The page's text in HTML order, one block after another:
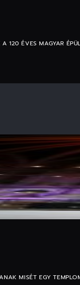
120 ÉVES MAGYAR
MISÉT EGY